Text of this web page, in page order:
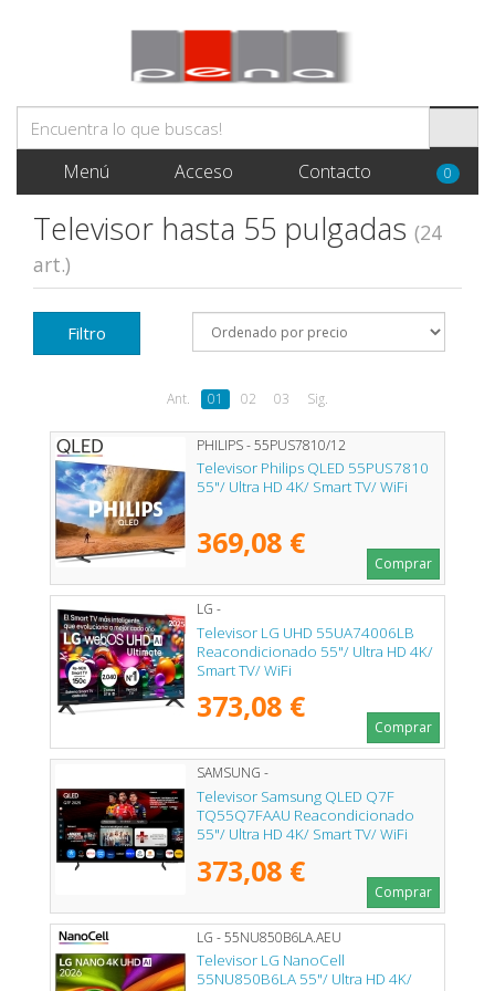
Menú Acceso Contacto 0
Televisor hasta 55 pulgadas (24
art.)
Filtro
Ant. 01 02 03 Sig.
PHILIPS - 55PUS7810/12
Televisor Philips QLED 55PUS7810
55"/ Ultra HD 4K/ Smart TV/ WiFi
369,08 €
Comprar
LG -
Televisor LG UHD 55UA74006LB
Reacondicionado 55"/ Ultra HD 4K/
Smart TV/ WiFi
373,08 €
Comprar
SAMSUNG -
Televisor Samsung QLED Q7F
TQ55Q7FAAU Reacondicionado
55"/ Ultra HD 4K/ Smart TV/ WiFi
373,08 €
Comprar
LG - 55NU850B6LA.AEU
Televisor LG NanoCell
55NU850B6LA 55"/ Ultra HD 4K/